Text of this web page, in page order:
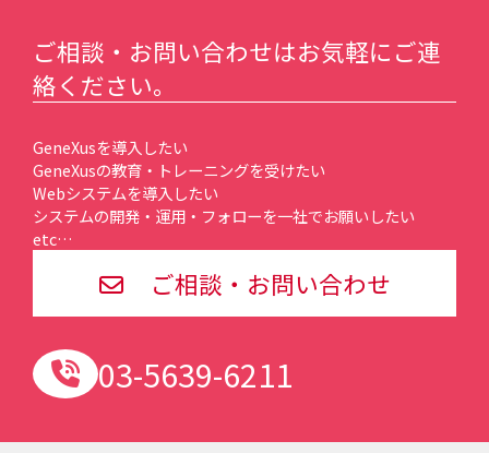
ご相談・お問い合わせはお気軽にご連
絡ください。
GeneXusを導入したい
GeneXusの教育・トレーニングを受けたい
Webシステムを導入したい
システムの開発・運用・フォローを一社でお願いしたい
etc…
ご相談・お問い合わせ
03-5639-6211